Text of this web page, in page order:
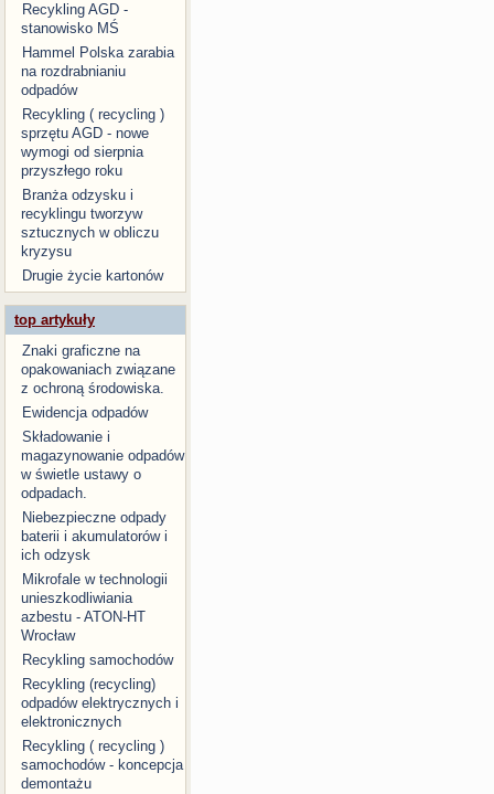
Recykling AGD -
stanowisko MŚ
Hammel Polska zarabia
na rozdrabnianiu
odpadów
Recykling ( recycling )
sprzętu AGD - nowe
wymogi od sierpnia
przyszłego roku
Branża odzysku i
recyklingu tworzyw
sztucznych w obliczu
kryzysu
Drugie życie kartonów
top artykuły
Znaki graficzne na
opakowaniach związane
z ochroną środowiska.
Ewidencja odpadów
Składowanie i
magazynowanie odpadów
w świetle ustawy o
odpadach.
Niebezpieczne odpady
baterii i akumulatorów i
ich odzysk
Mikrofale w technologii
unieszkodliwiania
azbestu - ATON-HT
Wrocław
Recykling samochodów
Recykling (recycling)
odpadów elektrycznych i
elektronicznych
Recykling ( recycling )
samochodów - koncepcja
demontażu